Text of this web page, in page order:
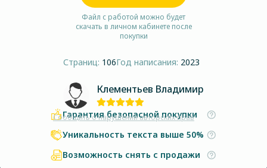
Файл с работой можно будет
скачать в личном кабинете после
покупки
Страниц: 106Год написания: 2023
Клементьев Владимир
Сообщить о нарушении авторских прав
Гарантия безопасной покупки
Уникальность текста выше 50%
Возможность снять с продажи